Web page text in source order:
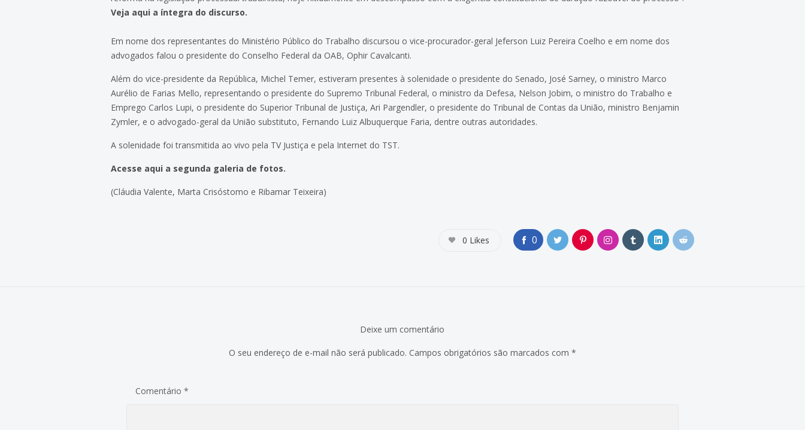
Veja aqui a íntegra do discurso.
Em nome dos representantes do Ministério Público do Trabalho discursou o vice-procurador-geral Jeferson Luiz Pereira Coelho e em nome dos
advogados falou o presidente do Conselho Federal da OAB, Ophir Cavalcanti.
Além do vice-presidente da República, Michel Temer, estiveram presentes à solenidade o presidente do Senado, José Sarney, o ministro Marco
Aurélio de Farias Mello, representando o presidente do Supremo Tribunal Federal, o ministro da Defesa, Nelson Jobim, o ministro do Trabalho e
Emprego Carlos Lupi, o presidente do Superior Tribunal de Justiça, Ari Pargendler, o presidente do Tribunal de Contas da União, ministro Benjamin
Zymler, e o advogado-geral da União substituto, Fernando Luiz Albuquerque Faria, dentre outras autoridades.
A solenidade foi transmitida ao vivo pela TV Justiça e pela Internet do TST.
Acesse aqui a segunda galeria de fotos.
(Cláudia Valente, Marta Crisóstomo e Ribamar Teixeira)
0
0 Likes
Deixe um comentário
O seu endereço de e-mail não será publicado. Campos obrigatórios são marcados com *
Comentário*